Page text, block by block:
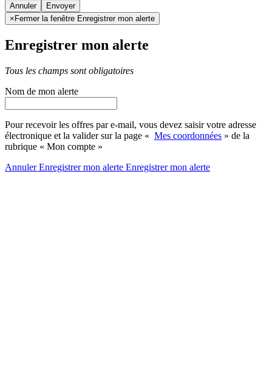
Annuler
× Fermer la fenêtre Enregistrer mon alerte
Enregistrer mon alerte
Tous les champs sont obligatoires
Nom de mon alerte
Pour recevoir les offres par e-mail, vous devez saisir votre adresse
électronique et la valider sur la page « Mes coordonnées » de la
rubrique « Mon compte »
AnnulerEnregistrer mon alerte Enregistrermon alerte